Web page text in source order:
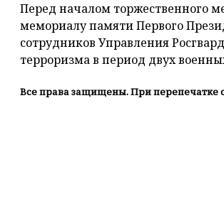
Перед началом торжественного
мемориалу памяти Первого
сотрудников Управления
терроризма в период двух
Все права защищены. При перепечатке